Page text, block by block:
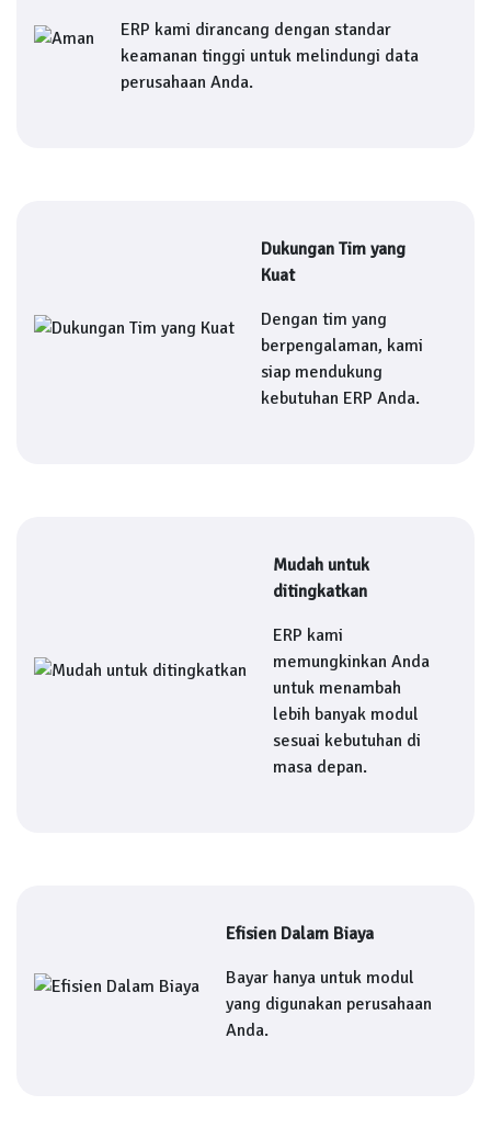
ERP kami dirancang dengan standar
keamanan tinggi untuk melindungi data
perusahaan Anda.
Dukungan Tim yang
Kuat
Dengan tim yang
berpengalaman, kami
siap mendukung
kebutuhan ERP Anda.
Mudah untuk
ditingkatkan
ERP kami
memungkinkan Anda
untuk menambah
lebih banyak modul
sesuai kebutuhan di
masa depan.
Efisien Dalam Biaya
Bayar hanya untuk modul
yang digunakan perusahaan
Anda.